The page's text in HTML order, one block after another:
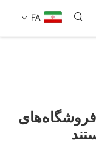
FA
فروشگاه‌های